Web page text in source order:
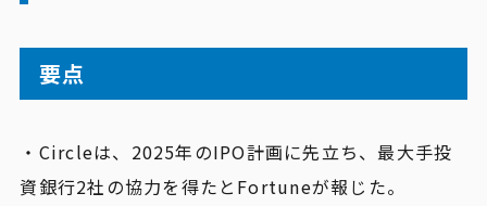
要点
・Circleは、2025年のIPO計画に先立ち、最大手投
資銀行2社の協力を得たとFortuneが報じた。